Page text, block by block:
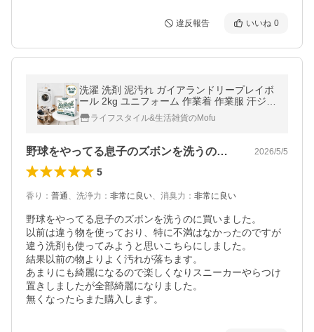
違反報告 いいね 0
洗濯 洗剤 泥汚れ ガイアランドリープレイボ
ール 2kg ユニフォーム 作業着 作業服 汗ジミ
泥汚れ 皮脂汚れ すっきり落とす
ライフスタイル&生活雑貨のMofu
野球をやってる息子のズボンを洗うのに買… 2026/5/5
5
香り ： 普通、 洗浄力 ： 非常に良い、 消臭力 ： 非常に良い
野球をやってる息子のズボンを洗うのに買いました。
以前は違う物を使っており、特に不満はなかったのですが
違う洗剤も使ってみようと思いこちらにしました。
結果以前の物よりよく汚れが落ちます。
あまりにも綺麗になるので楽しくなりスニーカーやらつけ
置きしましたが全部綺麗になりました。
無くなったらまた購入します。